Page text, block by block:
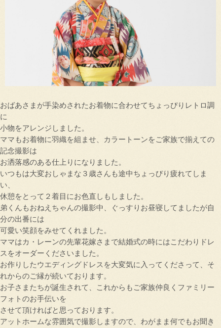
おばあさまが手染めされたお着物に合わせてちょっぴりレトロ調
に
小物をアレンジしました。
ママもお着物に羽織を組ませ、カラートーンをご家族で揃えての
記念撮影は
お洒落感のある仕上りになりました。
いつもは大変おしゃまな３歳さんも途中ちょっぴり疲れてしま
い、
休憩をとって２着目にお色直しもしました。
弟くんもおねえちゃんの撮影中、ぐっすりお昼寝してましたが自
分の出番には
可愛い笑顔をみせてくれました。
ママはカ・レーンの先輩花嫁さまで結婚式の時にはこだわりドレ
スをオーダーくださいました。
お作りしたウエディングドレスを大変気に入ってくださって、そ
れからのご縁が続いております。
お子さまたちが誕生されて、これからもご家族仲良くファミリー
フォトのお手伝いを
させて頂ければと思っております。
アットホームな雰囲気で撮影しますので、わがまま何でもお聞き